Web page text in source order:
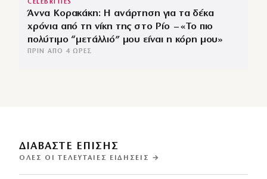
CELEBRITIES
Άννα Κορακάκη: Η ανάρτηση για τα δέκα
χρόνια από τη νίκη της στο Ρίο – «Το πιο
πολύτιμο “μετάλλιό” μου είναι η κόρη μου»
ΠΡΙΝ ΑΠΌ 4 ΏΡΕΣ
ΔΙΑΒΑΣΤΕ ΕΠΙΣΗΣ
ΌΛΕΣ ΟΙ ΤΕΛΕΥΤΑΊΕΣ ΕΙΔΉΣΕΙΣ →